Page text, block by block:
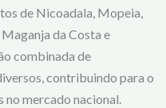
de Nicoadala, Mopeia,
da Costa e
combinada de
contribuindo para o
mercado nacional.